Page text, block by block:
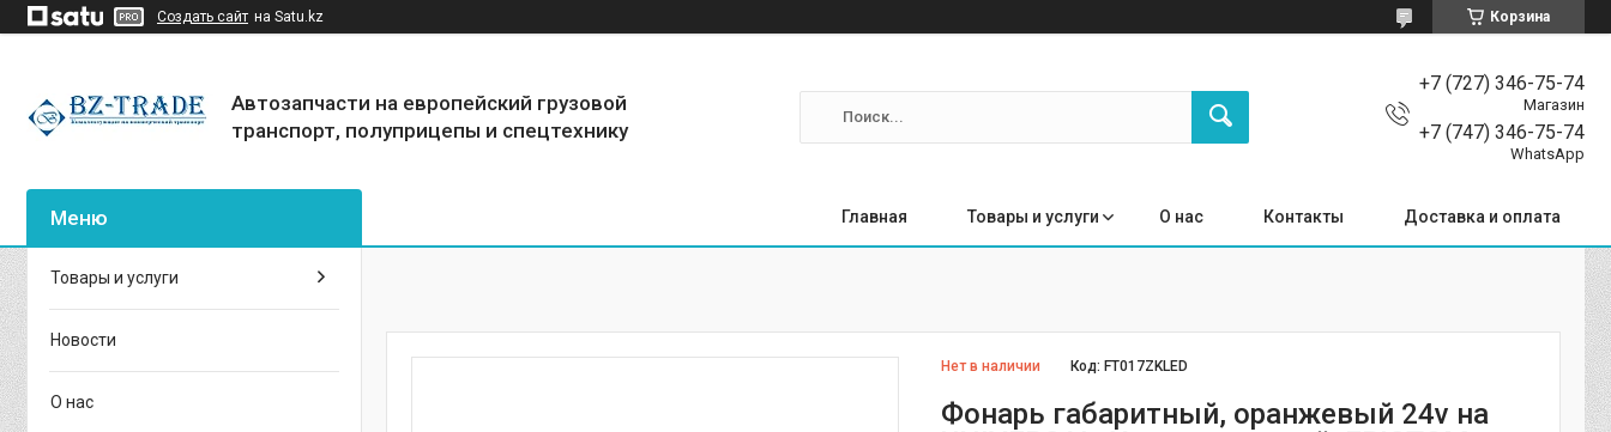
Создать сайт на Satu.kz Корзина
Автозапчасти на европейский грузовой
транспорт, полуприцепы и спецтехнику
+7 (727) 346-75-74
Магазин
+7 (747) 346-75-74
WhatsApp
Главная Товары и услуги О нас Контакты Доставка и оплата
Нет в наличии Код:FT017ZKLED
Фонарь габаритный, оранжевый 24v на
Товары и услуги
Новости
О нас